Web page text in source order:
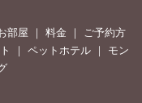
部屋 ｜料金 ｜ ご予約方
｜ペットホテル ｜ モン